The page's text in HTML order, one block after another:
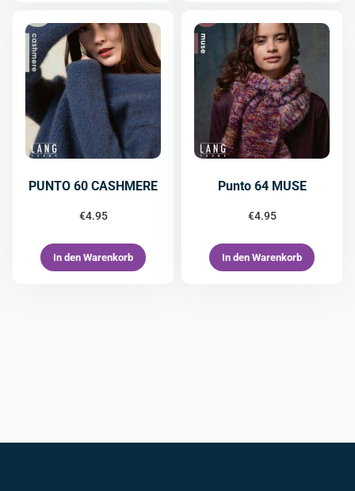
PUNTO 60 CASHMERE
€4.95
In den Warenkorb
Punto 64 MUSE
€4.95
In den Warenkorb